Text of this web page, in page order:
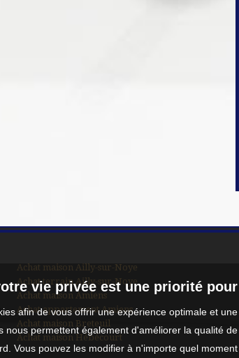
Achat maison Ailly-sur-Noye
Achat terrain Ailly-sur-Noye
Achat maison Amiens
Achat appartement Amiens
Achat maison Breteuil
Achat maison Hébécourt
vie privée est une priorité
afin de vous offrir une expérience optimale et
nous permettent également d'améliorer la qualité
Vous pouvez les modifier à n'importe quel